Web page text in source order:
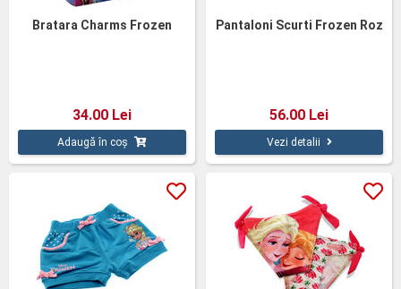
Bratara Charms Frozen
34.00 Lei
Adaugă în coș
Pantaloni Scurti Frozen Roz
56.00 Lei
Vezi detalii